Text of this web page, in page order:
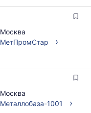
Москва
МетПромСтар
›
Москва
Металлобаза-1001
›